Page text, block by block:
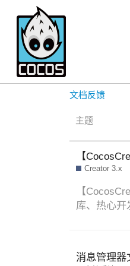
文档反馈
主题
【
Creator 3.x
【
库、热心
消息管理器